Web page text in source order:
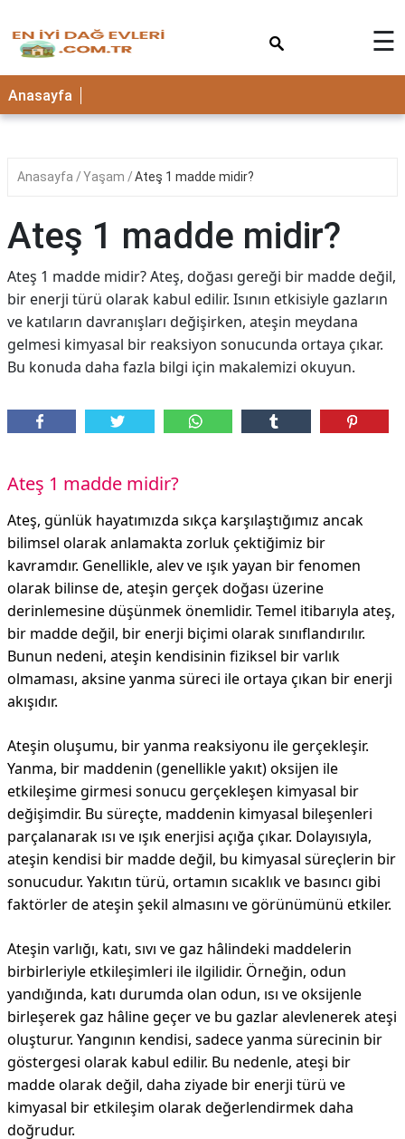
☰
Anasayfa
Anasayfa Yaşam Ateş 1 madde midir?
Ateş 1 madde midir?
Ateş 1 madde midir? Ateş, doğası gereği bir madde değil,
bir enerji türü olarak kabul edilir. Isının etkisiyle gazların
ve katıların davranışları değişirken, ateşin meydana
gelmesi kimyasal bir reaksiyon sonucunda ortaya çıkar.
Bu konuda daha fazla bilgi için makalemizi okuyun.
Ateş 1 madde midir?
Ateş, günlük hayatımızda sıkça karşılaştığımız ancak
bilimsel olarak anlamakta zorluk çektiğimiz bir
kavramdır. Genellikle, alev ve ışık yayan bir fenomen
olarak bilinse de, ateşin gerçek doğası üzerine
derinlemesine düşünmek önemlidir. Temel itibarıyla ateş,
bir madde değil, bir enerji biçimi olarak sınıflandırılır.
Bunun nedeni, ateşin kendisinin fiziksel bir varlık
olmaması, aksine yanma süreci ile ortaya çıkan bir enerji
akışıdır.
Ateşin oluşumu, bir yanma reaksiyonu ile gerçekleşir.
Yanma, bir maddenin (genellikle yakıt) oksijen ile
etkileşime girmesi sonucu gerçekleşen kimyasal bir
değişimdir. Bu süreçte, maddenin kimyasal bileşenleri
parçalanarak ısı ve ışık enerjisi açığa çıkar. Dolayısıyla,
ateşin kendisi bir madde değil, bu kimyasal süreçlerin bir
sonucudur. Yakıtın türü, ortamın sıcaklık ve basıncı gibi
faktörler de ateşin şekil almasını ve görünümünü etkiler.
Ateşin varlığı, katı, sıvı ve gaz hâlindeki maddelerin
birbirleriyle etkileşimleri ile ilgilidir. Örneğin, odun
yandığında, katı durumda olan odun, ısı ve oksijenle
birleşerek gaz hâline geçer ve bu gazlar alevlenerek ateşi
oluşturur. Yangının kendisi, sadece yanma sürecinin bir
göstergesi olarak kabul edilir. Bu nedenle, ateşi bir
madde olarak değil, daha ziyade bir enerji türü ve
kimyasal bir etkileşim olarak değerlendirmek daha
doğrudur.